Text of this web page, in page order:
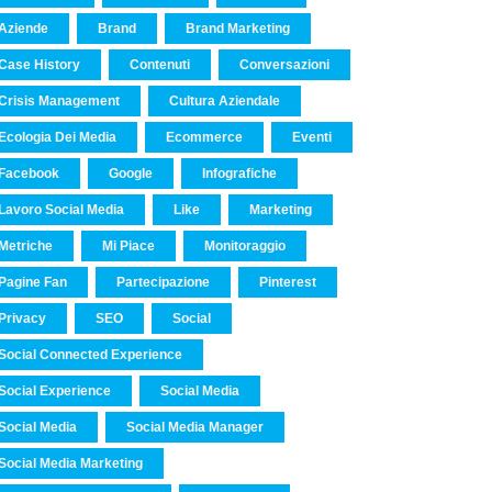
Brand Brand Marketing
History Contenuti Conversazioni
Management Cultura Aziendale
Dei Media Ecommerce Eventi
Google Infografiche
Social Media Like Marketing
Mi Piace Monitoraggio
Fan Partecipazione Pinterest
SEO Social
Connected Experience
Experience Social Media
Media Social Media Manager
Media Marketing